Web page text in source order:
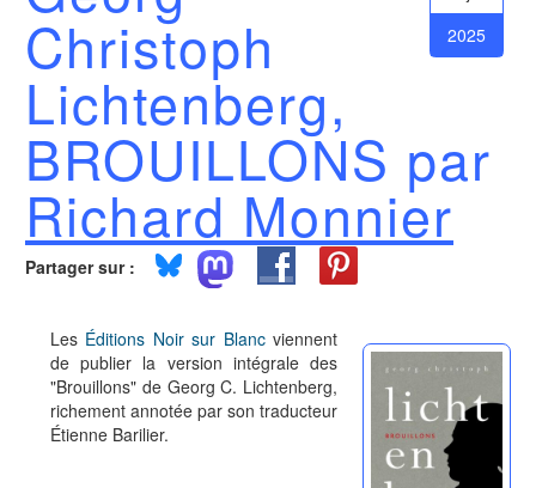
2025
Christoph
Lichtenberg,
BROUILLONS par
Richard Monnier
Partager sur :
Les Éditions Noir sur Blancviennent
de publier la version intégrale des
"Brouillons" de Georg C. Lichtenberg,
richement annotée par son traducteur
Étienne Barilier.